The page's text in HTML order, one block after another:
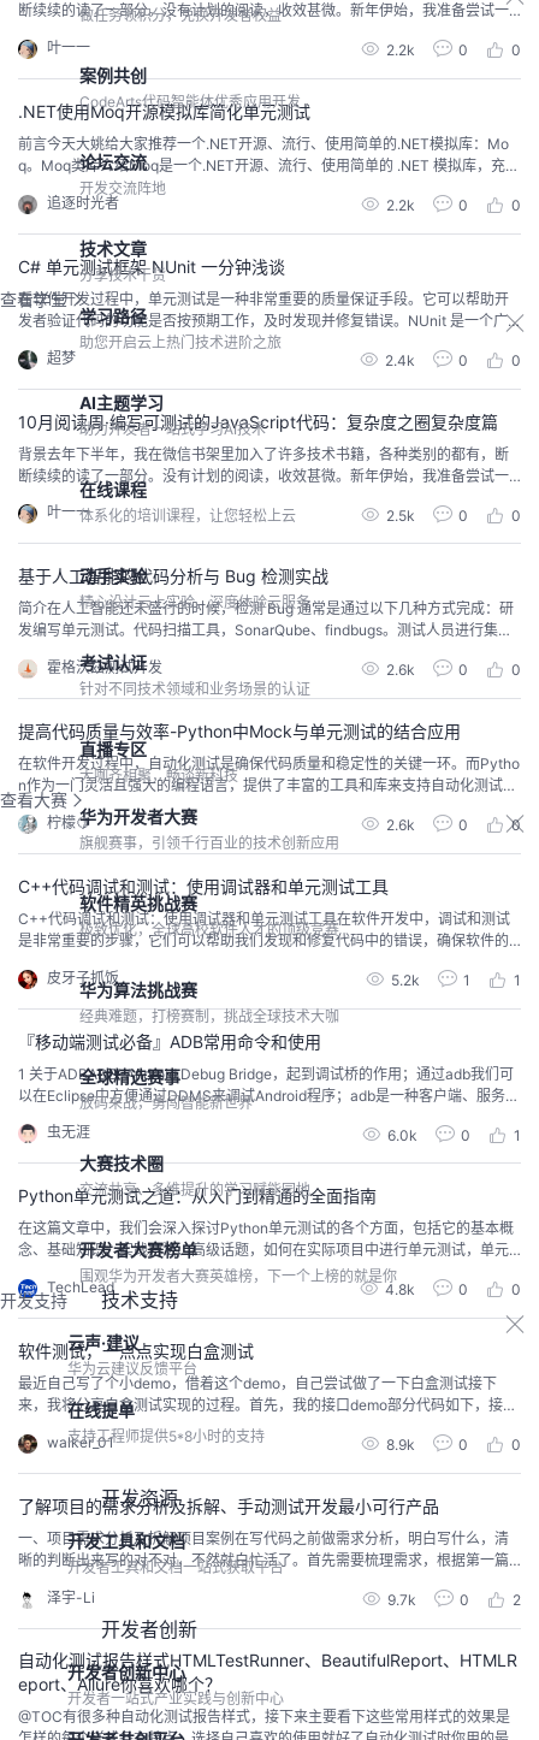
做任务领积分，兑换开发者权益
案例共创
CodeArts代码智能体优秀应用开发
论坛交流
开发交流阵地
技术文章
分享技术干货
查看学堂
学习路径
助您开启云上热门技术进阶之旅
AI主题学习
助力开发者一站式学习AI技术
在线课程
体系化的培训课程，让您轻松上云
动手实验
精心设计云上实验，深度体验云服务
考试认证
针对不同技术领域和业务场景的认证
直播专区
大咖齐相聚，畅谈新科技
查看大赛
华为开发者大赛
旗舰赛事，引领千行百业的技术创新应用
软件精英挑战赛
极致优化，全球高校软件人才的顶级竞赛
华为算法挑战赛
经典难题，打榜赛制，挑战全球技术大咖
全球精选赛事
放码来战，勇闯智能新世界
大赛技术圈
交流共享、多维提升的学习赋能园地
开发者大赛榜单
围观华为开发者大赛英雄榜，下一个上榜的就是你
开发支持 技术支持
云声·建议
华为云建议反馈平台
在线提单
支持工程师提供5*8小时的支持
开发资源
开发工具和文档
开发者工具和文档一站式获取平台
开发者创新
开发者创新中心
开发者一站式产业实践与创新中心
断续续的读了一部分。没有计划的阅读，收效甚微。新年伊始，我准备尝试一
“玩法”虽然常见且板正，但是有效，已经坚持阅读十个月。已读完书籍：《架构
简洁之道》、《深入浅出的Node.js》、《你不知道的JavaScript（上卷）》、
《你不知道的JavaScri...
叶一一 2.2k 0 0
.NET使用Moq开源模拟库简化单元测试
前言今天大姚给大家推荐一个.NET开源、流行、使用简单的.NET模拟库：Mo
q。Moq类库介绍Moq是一个.NET开源、流行、使用简单的 .NET 模拟库，充分
利用了.NET 的 Linq 表达式树和 lambda 表达式。这使得 Moq 成为最具生产
力、类型安全且支持重构的模拟库。它不仅支持模拟接口，还支持模拟类。其
API 非常简单直观，不需要任何关于模拟概念的事先知识或经验。从而简化单...
追逐时光者 2.2k 0 0
C# 单元测试框架 NUnit 一分钟浅谈
在软件开发过程中，单元测试是一种非常重要的质量保证手段。它可以帮助开
发者验证代码的功能是否按预期工作，及时发现并修复错误。NUnit 是一个广
泛使用的 .NET 单元测试框架，本文将从基础到进阶，介绍如何使用 NUnit 进
行单元测试，并探讨一些常见的问题和易错点。 什么是单元测试？单元测试是
对软件中的最小可测试单元进行检查和验证的过程。这些单元通常是类或方
法。通过编写单元测试，可以确保每个...
超梦 2.4k 0 0
10月阅读周·编写可测试的JavaScript代码：复杂度之圈复杂度篇
背景去年下半年，我在微信书架里加入了许多技术书籍，各种类别的都有，断
断续续的读了一部分。没有计划的阅读，收效甚微。新年伊始，我准备尝试一
下其他方式，比如阅读周。每月抽出1~2个非连续周，完整阅读一本书籍。这个
“玩法”虽然常见且板正，但是有效，已经坚持阅读九个月。已读完书籍：《架构
简洁之道》、《深入浅出的Node.js》、《你不知道的JavaScript（上卷）》、
叶一一 2.5k 0 0
基于人工智能的代码分析与 Bug 检测实战
简介在人工智能还未盛行的时候，检测 Bug 通常是通过以下几种方式完成：研
发编写单元测试。代码扫描工具，SonarQube、findbugs。测试人员进行集成
测试。而现在其中的一部分工作，都可以通过人工智能提升效率，辅助开发与
测试发现更多的问题，降低成本和提高软件质量。对应流程相关工具单元测试C
opilot+Codex集成测试通过 ChatGPT 或者辅助工具，例如 AutoGPT 开发脚...
霍格沃兹测试开发 2.6k 0 0
提高代码质量与效率-Python中Mock与单元测试的结合应用
在软件开发过程中，自动化测试是确保代码质量和稳定性的关键一环。而Pytho
n作为一门灵活且强大的编程语言，提供了丰富的工具和库来支持自动化测试。
本文将深入探讨如何结合Mock与单元测试，利用Python进行自动化测试，以
提高代码的可靠性和可维护性。 1. 为什么要进行自动化测试？在软件开发中，
随着项目规模的扩大和功能的增多，手动测试变得越来越耗时且容易出错。自
柠檬🍋 2.6k 0 0
C++代码调试和测试：使用调试器和单元测试工具
C++代码调试和测试：使用调试器和单元测试工具在软件开发中，调试和测试
是非常重要的步骤，它们可以帮助我们发现和修复代码中的错误，确保软件的
C++ 代码。调试器调试器是一种强大的工具，可以帮助我们逐行执行代码并观
察其行为。以下是在 C++ 开发中常用的调试器： 1. GNU GDB GDB 是 GNU 项
目中的调试器，它可以...
皮牙子抓饭 5.2k 1 1
『移动端测试必备』ADB常用命令和使用
1 关于ADBADB-Android Debug Bridge，起到调试桥的作用；通过adb我们可
以在Eclipse中方便通过DDMS来调试Android程序；adb是一种客户端、服务器
务器。 2 abd环境需要将adb所在的目录加入系统环境变量中：之前我们已经安
装了android-sdk-windows，直接将p...
虫无涯 6.0k 0 1
Python单元测试之道：从入门到精通的全面指南
在这篇文章中，我们会深入探讨Python单元测试的各个方面，包括它的基本概
念、基础知识、实践方法、高级话题，如何在实际项目中进行单元测试，单元
测试的最佳实践，以及一些有用的工具和资源一、单元测试重要性测试是软件
开发中不可或缺的一部分，它能够帮助我们保证代码的质量，减少bug，提高系
统的稳定性。在各种测试方法中，单元测试由于其快速、有效的特性，特别受
到开发者们的喜欢。本文将全面介绍Python...
TechLead 4.8k 0 0
软件测试，一点点实现白盒测试
最近自己写了个小demo，借着这个demo，自己尝试做了一下白盒测试接下
来，我将分享白盒测试实现的过程。首先，我的接口demo部分代码如下，接口
的请求类型为POST，需要传入姓名、年龄、手机号三个参数。作为白盒测试，
我们可以从代码结构、参数验证、用户存在检查、服务器错误处理、边界条
件、安全性、性能、异常处理、日志和监控、兼容性等这几个方面考虑从代码
结构角度1. 测试正常的用户信息上传：验证当...
walker_01 8.9k 0 0
了解项目的需求分析及拆解、手动测试开发最小可行产品
一、项目需求分析及拆解项目案例在写代码之前做需求分析，明白写什么，清
晰的判断出来写的对不对，不然就白忙活了。首先需要梳理需求，根据第一篇
信、飞鼠、email等。不能指着一句话写代码，首先要对需求进行梳理，需要不
断的抛出问题，结果包含什么？比如：希望pytest的结果包含什么呢？结合实
泽宇-Li 9.7k 0 2
自动化测试报告样式HTMLTestRunner、BeautifulReport、HTMLR
eport、Allure你喜欢哪个？
@TOC有很多种自动化测试报告样式，接下来主要看下这些常用样式的效果是